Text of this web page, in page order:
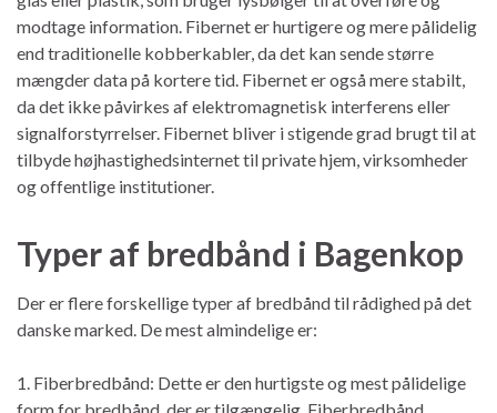
modtage information. Fibernet er hurtigere og mere pålidelig
end traditionelle kobberkabler, da det kan sende større
mængder data på kortere tid. Fibernet er også mere stabilt,
da det ikke påvirkes af elektromagnetisk interferens eller
signalforstyrrelser. Fibernet bliver i stigende grad brugt til at
tilbyde højhastighedsinternet til private hjem, virksomheder
og offentlige institutioner.
Typer af bredbånd i Bagenkop
Der er flere forskellige typer af bredbånd til rådighed på det
danske marked. De mest almindelige er:
1. Fiberbredbånd: Dette er den hurtigste og mest pålidelige
form for bredbånd, der er tilgængelig. Fiberbredbånd